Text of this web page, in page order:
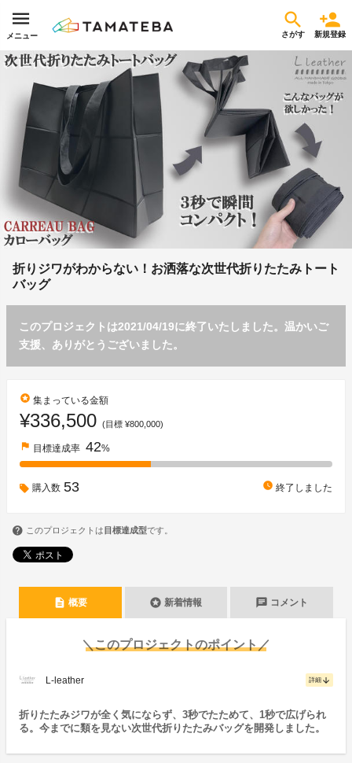
メニュー さがす 新規登録
折りジワがわからない！お洒落な次世代折りたたみトート
バッグ
このプロジェクトは2021/04/19に終了いたしました。温かいご
支援、ありがとうございました。
stars 集まっている金額
¥336,500 (目標 ¥800,000)
flag 目標達成率 42%
購入数 53 watch_later 終了しました
このプロジェクトは 目標達成型です。
description 概要 stars 新着情報 chat コメント
＼このプロジェクトのポイント／
L-leather 詳細 arrow_downward
折りたたみジワが全く気にならず、3秒でたためて、1秒で広げられ
る。今までに類を見ない次世代折りたたみバッグを開発しました。